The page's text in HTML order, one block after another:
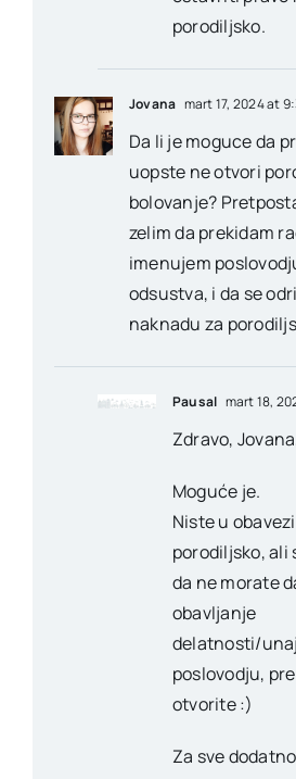
porodiljsko.
Jovana mart 17, 2024 at
Da li je moguce da
uopste ne otvori
bolovanje?
zelim da prekidam
imenujem
odsustva, i da se
naknadu za
Pausal mart 18,
Zdravo,
Moguće je.
Niste u
porodiljsko, ali
da ne morate
obavljanje
delatnosti/
poslovodju,
otvorite :)
Za sve